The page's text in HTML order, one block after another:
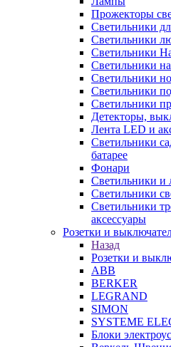
Прожекторы
Светильники
Светильники
Светильники
Светильники
Светильники
Светильники
Светильники
Детекторы,
Лента LED и
Светильники
батарее
Фонари
Светильники и
Светильники
Светильники
аксессуары
Розетки и
Назад
Розетки и
ABB
BERKER
LEGRAND
SIMON
SYSTEME
Блоки